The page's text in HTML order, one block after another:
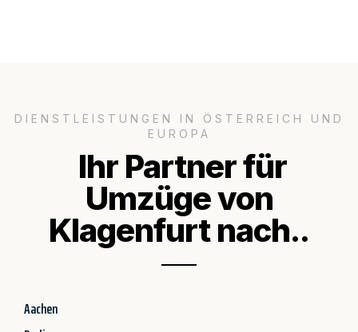
DIENSTLEISTUNGEN IN ÖSTERREICH UND
EUROPA
Ihr Partner für
Umzüge von
Klagenfurt nach..
Aachen